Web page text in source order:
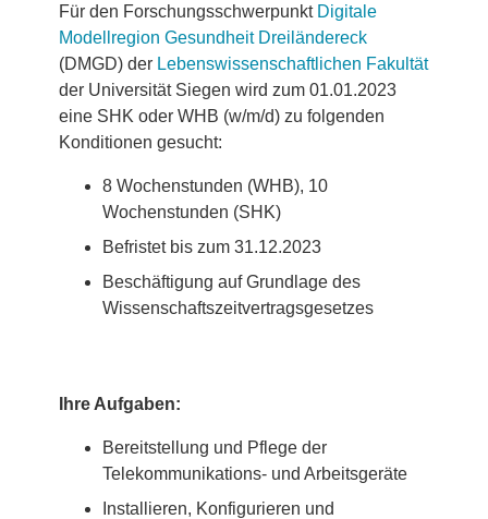
Für den Forschungsschwerpunkt Digitale
Modellregion Gesundheit Dreiländereck
(DMGD) der Lebenswissenschaftlichen Fakultät
der Universität Siegen wird zum 01.01.2023
eine SHK oder WHB (w/m/d) zu folgenden
Konditionen gesucht:
8 Wochenstunden (WHB), 10
Wochenstunden (SHK)
Befristet bis zum 31.12.2023
Beschäftigung auf Grundlage des
Wissenschaftszeitvertragsgesetzes
Ihre Aufgaben:
Bereitstellung und Pflege der
Telekommunikations- und Arbeitsgeräte
Installieren, Konfigurieren und